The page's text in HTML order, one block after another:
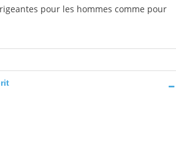
pour les hommes comme pour